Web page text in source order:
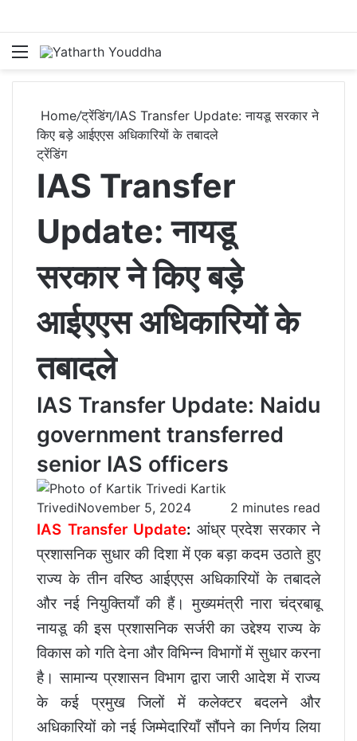
Menu
Home/ट्रेंडिंग/IAS Transfer Update: नायडू सरकार ने
किए बड़े आईएएस अधिकारियों के तबादले
ट्रेंडिंग
IAS Transfer
Update: नायडू
सरकार ने किए बड़े
आईएएस अधिकारियों के
तबादले
IAS Transfer Update: Naidu
government transferred
senior IAS officers
Kartik
TrivediNovember 5, 2024 2 minutes read
IAS Transfer Update: आंध्र प्रदेश सरकार ने
प्रशासनिक सुधार की दिशा में एक बड़ा कदम उठाते हुए
राज्य के तीन वरिष्ठ आईएएस अधिकारियों के तबादले
और नई नियुक्तियाँ की हैं। मुख्यमंत्री नारा चंद्रबाबू
नायडू की इस प्रशासनिक सर्जरी का उद्देश्य राज्य के
विकास को गति देना और विभिन्न विभागों में सुधार करना
है। सामान्य प्रशासन विभाग द्वारा जारी आदेश में राज्य
के कई प्रमुख जिलों में कलेक्टर बदलने और
अधिकारियों को नई जिम्मेदारियाँ सौंपने का निर्णय लिया